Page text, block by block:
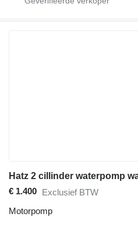
Hatz 2 cillinder waterpomp
€ 1.400 Exclusief BTW
Motorpomp